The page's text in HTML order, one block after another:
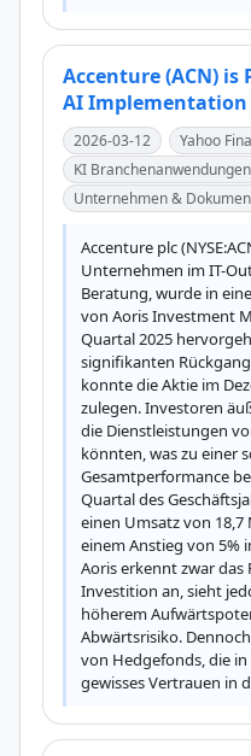
Accenture (ACN)
AI Implementation
2026-03-12
Yahoo
KI Branchenanwendungen
Unternehmen &
Accenture plc
Unternehmen im IT-
Beratung, wurde in
von Aoris Investment
Quartal 2025
signifikanten
konnte die Aktie im
zulegen. Investoren
die Dienstleistungen
könnten, was zu einer
Gesamtperformance
Quartal des
einen Umsatz von 18,7
einem Anstieg von 5%
Aoris erkennt zwar das
Investition an, sieht
höherem
Abwärtsrisiko.
von Hedgefonds, die
gewisses Vertrauen in